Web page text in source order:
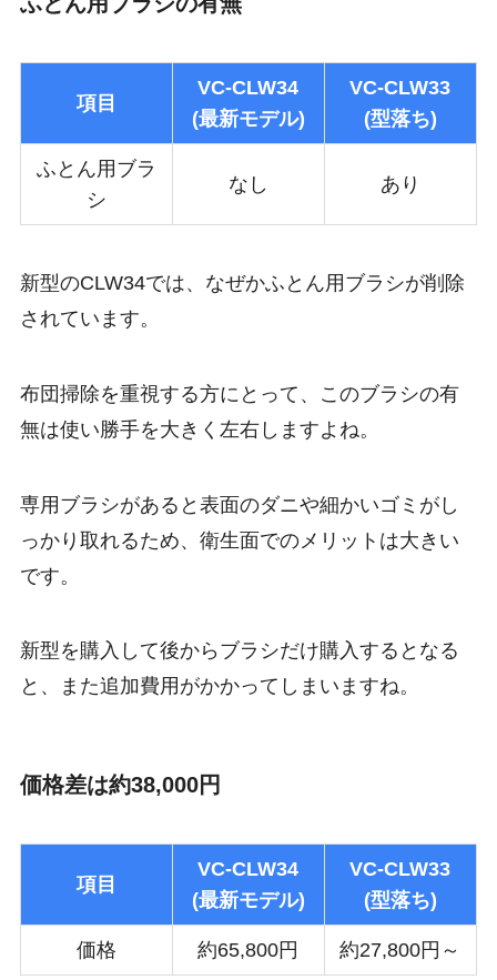
項目
VC-CLW34
(最新モデル)
VC-CLW33
(型落ち)
ふとん用ブラ
シ
なし あり
新型のCLW34では、なぜかふとん用ブラシが削除
されています。
布団掃除を重視する方にとって、このブラシの有
無は使い勝手を大きく左右しますよね。
専用ブラシがあると表面のダニや細かいゴミがし
っかり取れるため、衛生面でのメリットは大きい
です。
新型を購入して後からブラシだけ購入するとなる
と、また追加費用がかかってしまいますね。
価格差は約38,000円
項目
VC-CLW34
(最新モデル)
VC-CLW33
(型落ち)
価格 約65,800円
約27,800円～